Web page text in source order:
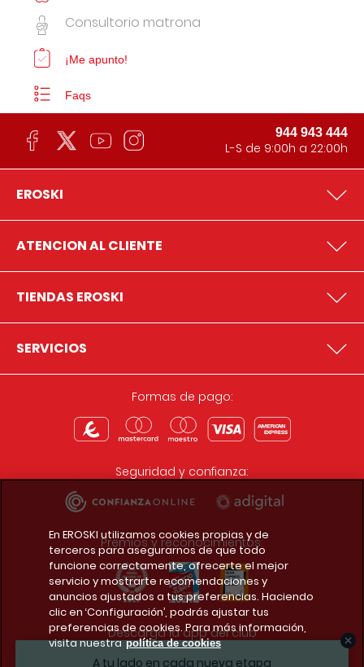
A tu lado en cada nueva etapa
Consultorio matrona
¡Me apunto!
Faqs
944 943 444
L-S de 9:00h a 22:00h
EROSKI
ATENCION AL CLIENTE
TIENDAS EROSKI
SERVICIOS
Formas de pago:
Seguridad y confianza:
Premios y reconocimientos:
Descarga la app del club
En EROSKI utilizamos cookies propias y de
terceros para asegurarnos de que todo
funcione correctamente, ofrecerte el mejor
servicio y mostrarte recomendaciones y
anuncios ajustados a tus preferencias. Haciendo
clic en ‘Configuración’, podrás ajustar tus
preferencias de cookies. Para más información,
visita nuestra política de cookies